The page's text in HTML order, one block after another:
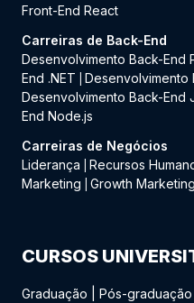
Front-End React
Carreiras de Back-End
Desenvolvimento Back-End
End .NET
Desenvolvimento
Desenvolvimento Back-End
End Node.js
Carreiras de Negócios
Liderança
Recursos
Marketing
Growth Marketing
CURSOS
Graduação Pós-graduação